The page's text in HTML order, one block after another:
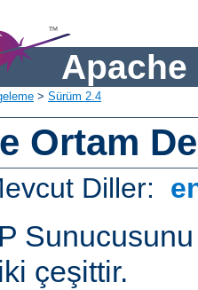
Apache
> Sürüm 2.4
Ortam
Diller:
çeşittir.